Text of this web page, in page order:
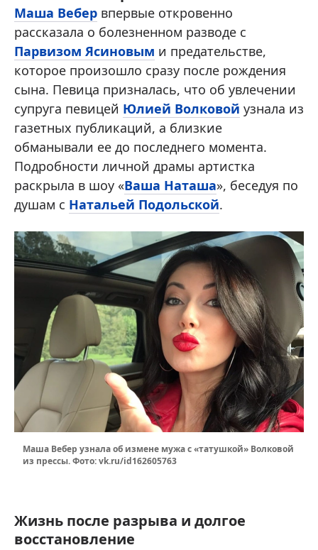
Маша Вебер впервые откровенно
рассказала о болезненном разводе с
Парвизом Ясиновым и предательстве,
которое произошло сразу после рождения
сына. Певица призналась, что об увлечении
супруга певицей Юлией Волковой узнала из
газетных публикаций, а близкие
обманывали ее до последнего момента.
Подробности личной драмы артистка
раскрыла в шоу «Ваша Наташа», беседуя по
душам с Натальей Подольской.
Маша Вебер узнала об измене мужа с «татушкой» Волковой
из прессы. Фото: vk.ru/id162605763
Жизнь после разрыва и долгое
восстановление